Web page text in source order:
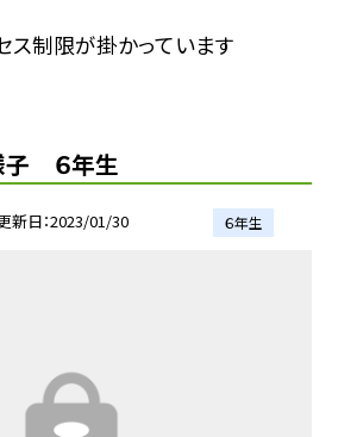
ス制限が掛かっています
子 ６年生
新日 2023/01/30 ６年生